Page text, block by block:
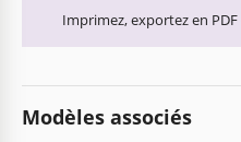
Imprimez, exportez en
Modèles associés